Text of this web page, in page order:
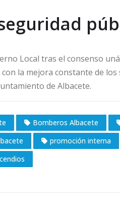
Local tras el consenso
la mejora constante de
de Albacete.
Bomberos Albacete
promoción interna